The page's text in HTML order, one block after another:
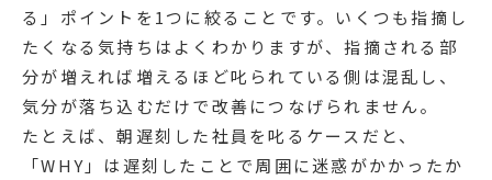
る」ポイントを1つに絞ることです。いくつも指摘し
たくなる気持ちはよくわかりますが、指摘される部
分が増えれば増えるほど叱られている側は混乱し、
気分が落ち込むだけで改善につなげられません。
たとえば、朝遅刻した社員を叱るケースだと、
「WHY」は遅刻したことで周囲に迷惑がかかったか